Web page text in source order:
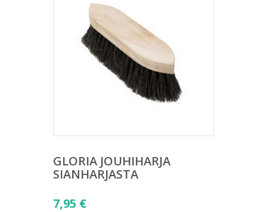
GLORIA JOUHIHARJA
SIANHARJASTA
7,95 €